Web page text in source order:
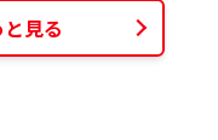
見る